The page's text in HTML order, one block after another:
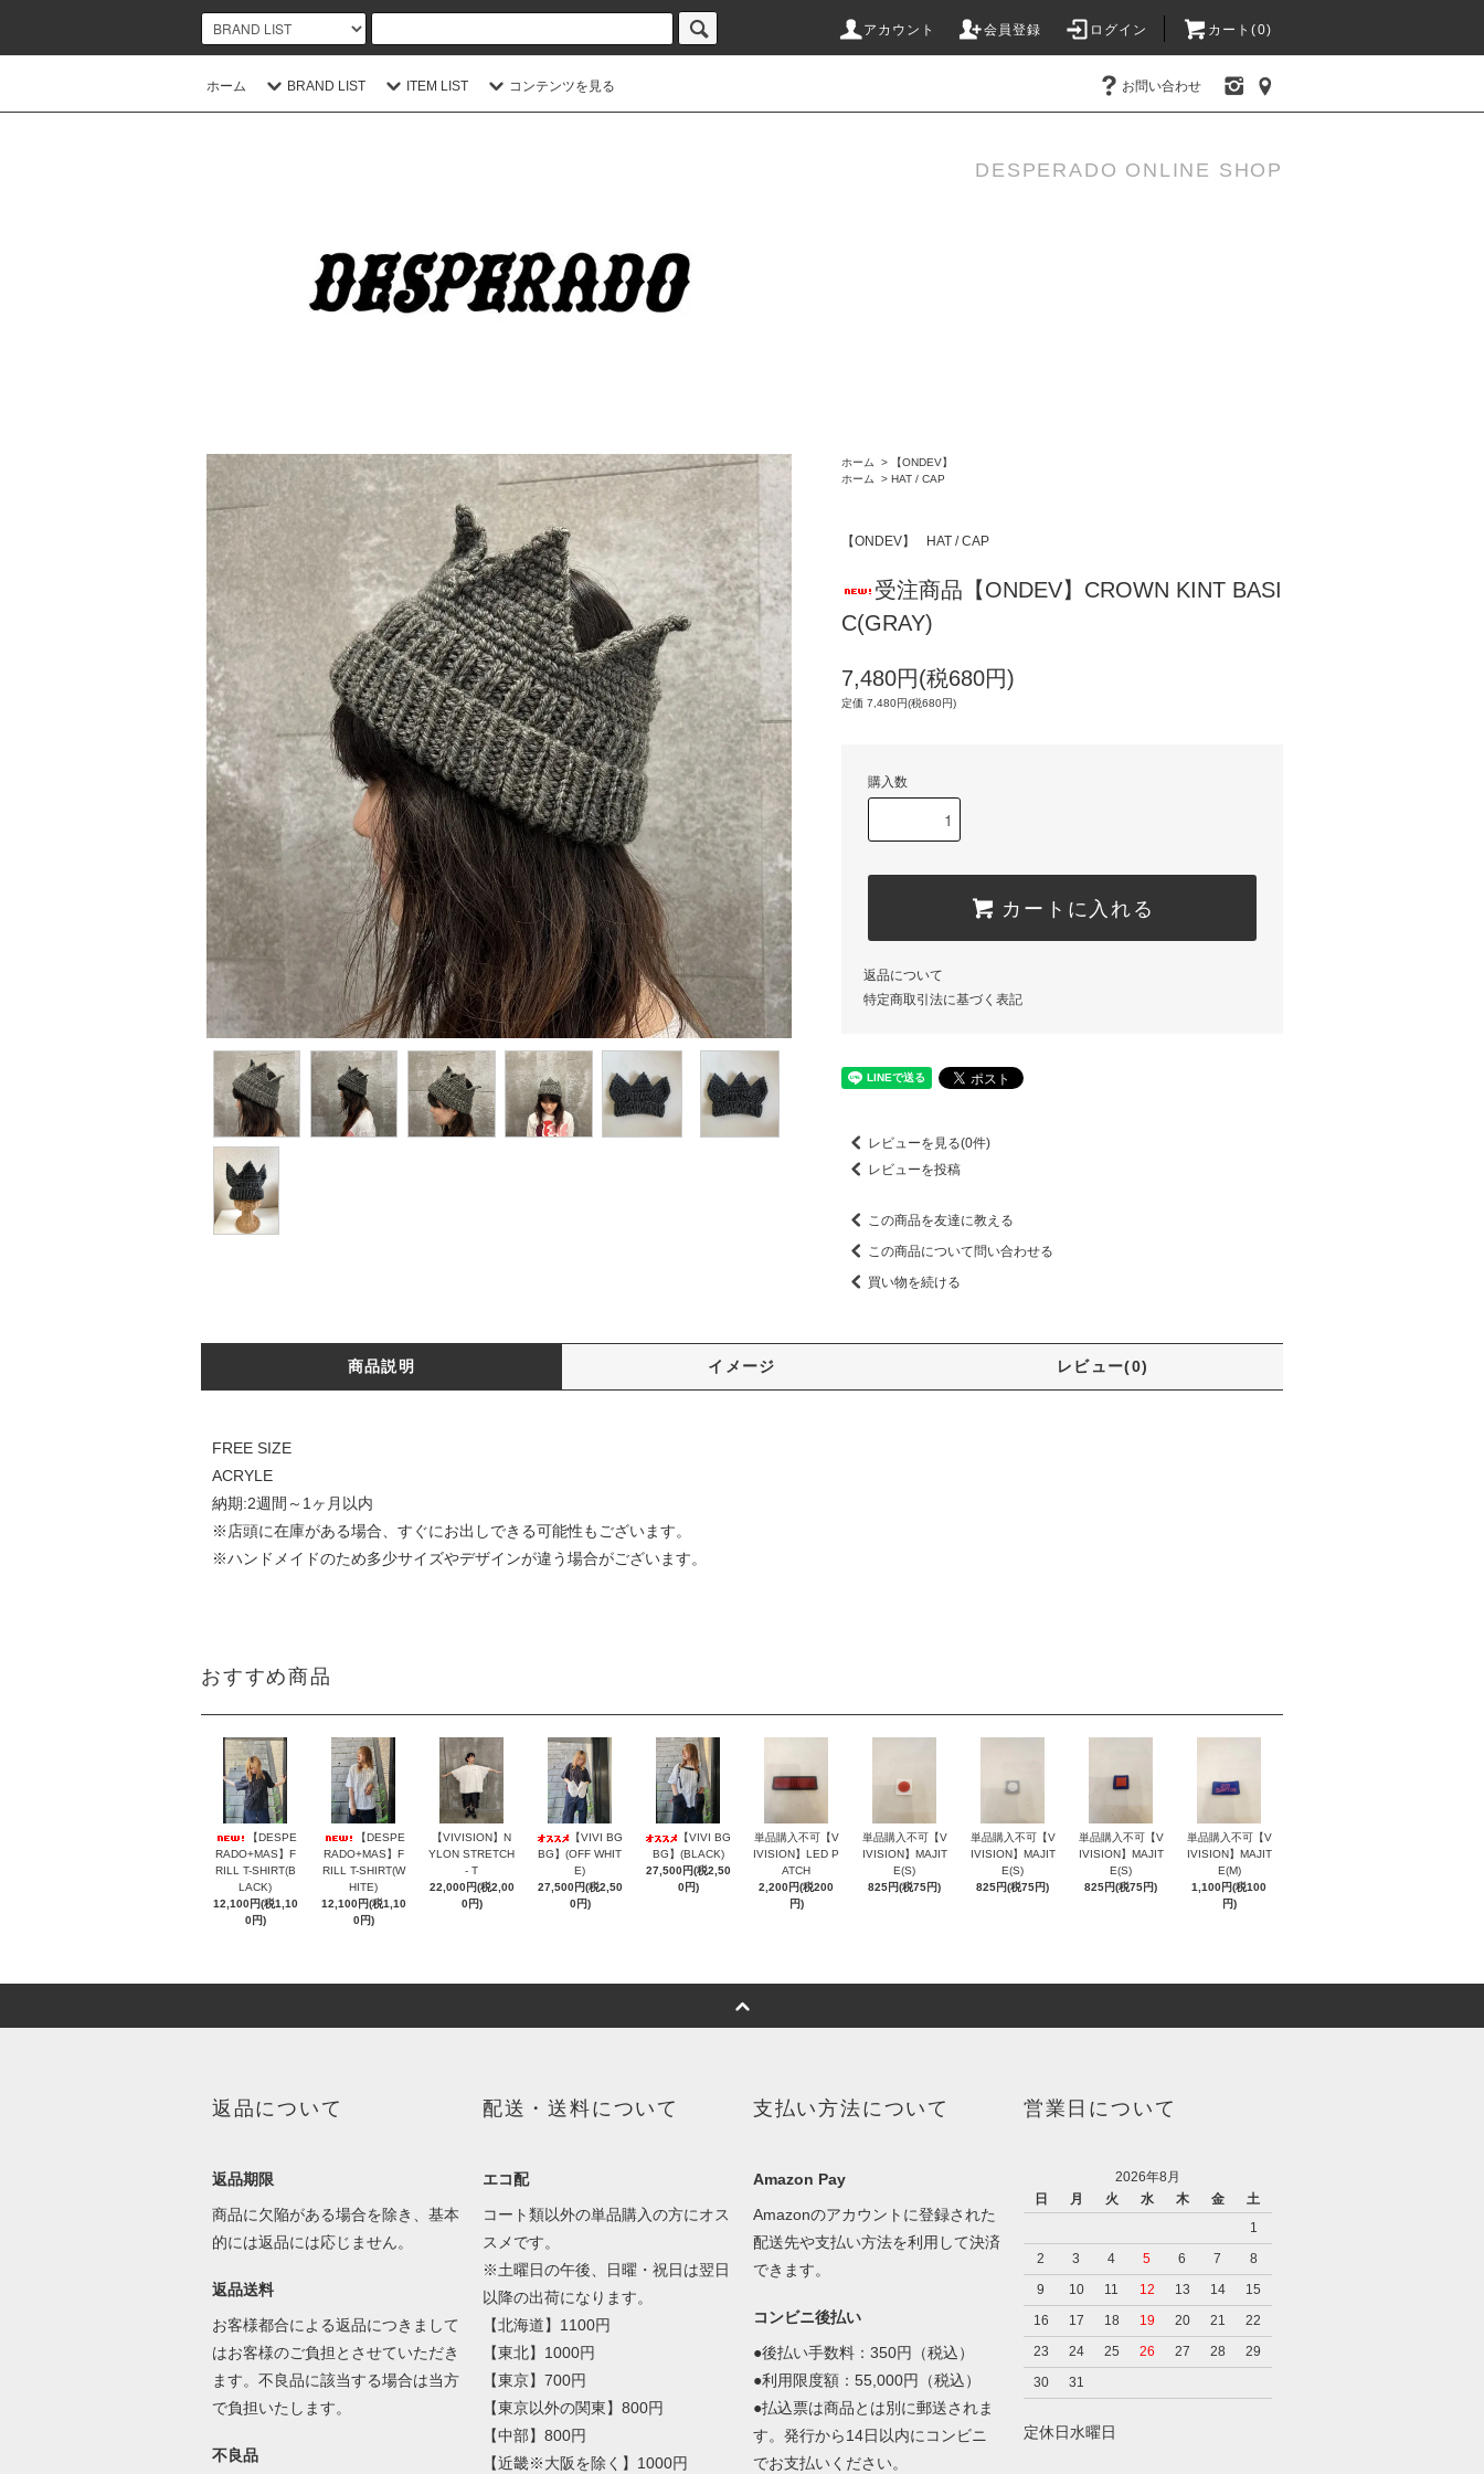
アカウント 会員登録 ログイン カート(0)
ホーム BRAND LIST ITEM LIST コンテンツを見る お問い合わせ
DESPERADO ONLINE SHOP
ホーム >
【ONDEV】
ホーム
> HAT / CAP
【ONDEV】 HAT / CAP
受注商品【ONDEV】CROWN KINT BASI
C(GRAY)
7,480円(税680円)
定価 7,480円(税680円)
購入数
カートに入れる
返品について
特定商取引法に基づく表記
レビューを見る(0件)
レビューを投稿
この商品を友達に教える
この商品について問い合わせる
買い物を続ける
商品説明 イメージ レビュー(0)
FREE SIZE
ACRYLE
納期:2週間～1ヶ月以内
※店頭に在庫がある場合、すぐにお出しできる可能性もございます。
※ハンドメイドのため多少サイズやデザインが違う場合がございます。
おすすめ商品
【DESPE
RADO+MAS】F
RILL T-SHIRT(B
LACK)
12,100円(税1,10
0円)
【DESPE
RADO+MAS】F
RILL T-SHIRT(W
HITE)
12,100円(税1,10
0円)
【VIVISION】N
YLON STRETCH
- T
22,000円(税2,00
0円)
【VIVI BG
BG】(OFF WHIT
E)
27,500円(税2,50
0円)
【VIVI BG
BG】(BLACK)
27,500円(税2,50
0円)
単品購入不可【V
IVISION】LED P
ATCH
2,200円(税200
円)
単品購入不可【V
IVISION】MAJIT
E(S)
825円(税75円)
単品購入不可【V
IVISION】MAJIT
E(S)
825円(税75円)
単品購入不可【V
IVISION】MAJIT
E(S)
825円(税75円)
単品購入不可【V
IVISION】MAJIT
E(M)
1,100円(税100
円)
返品について
返品期限
商品に欠陥がある場合を除き、基本
的には返品には応じません。
返品送料
お客様都合による返品につきまして
はお客様のご負担とさせていただき
ます。不良品に該当する場合は当方
で負担いたします。
不良品
配送・送料について
エコ配
コート類以外の単品購入の方にオス
スメです。
※土曜日の午後、日曜・祝日は翌日
以降の出荷になります。
【北海道】1100円
【東北】1000円
【東京】700円
【東京以外の関東】800円
【中部】800円
【近畿※大阪を除く】1000円
支払い方法について
Amazon Pay
Amazonのアカウントに登録された
配送先や支払い方法を利用して決済
できます。
コンビニ後払い
●後払い手数料：350円（税込）
●利用限度額：55,000円（税込）
●払込票は商品とは別に郵送されま
す。発行から14日以内にコンビニ
でお支払いください。
営業日について
2026年8月
日
月 火 水 木 金
土
1
2
3 4 5 6 7
8
9
10 11 12 13 14
15
16
17 18 19 20 21
22
23
24 25 26 27 28
29
30
31
定休日水曜日